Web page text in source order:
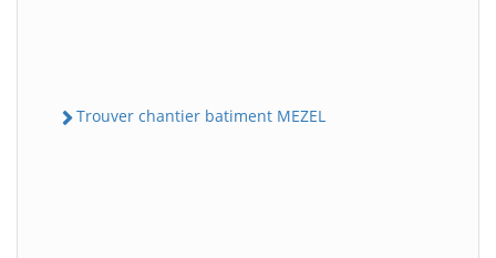
Trouver chantier batiment MEZEL